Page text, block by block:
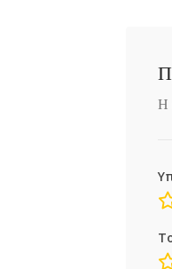
Η